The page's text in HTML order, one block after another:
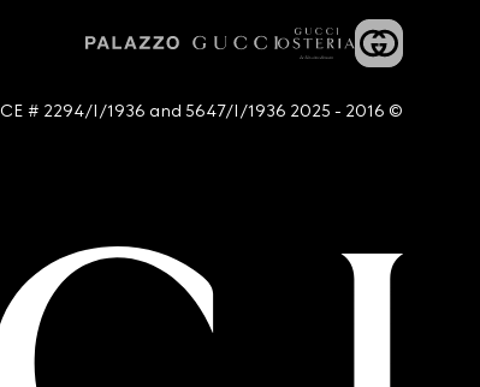
© 2016 - 2025 Guccio Gucci S.p.A. - All rights reserved. SIAE LICENCE # 2294/I/1936 and 5647/I/1936